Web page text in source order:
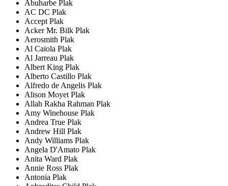
Abuharbe Plak
AC DC Plak
Accept Plak
Acker Mr. Bilk Plak
Aerosmith Plak
Al Caiola Plak
Al Jarreau Plak
Albert King Plak
Alberto Castillo Plak
Alfredo de Angelis Plak
Alison Moyet Plak
Allah Rakha Rahman Plak
Amy Winehouse Plak
Andrea True Plak
Andrew Hill Plak
Andy Williams Plak
Angela D'Amato Plak
Anita Ward Plak
Annie Ross Plak
Antonia Plak